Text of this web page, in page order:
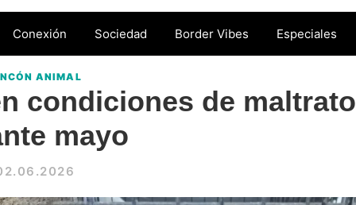
Conéctate
con
la
Conexión Sociedad Border Vibes Especiales
ANIMAL
condiciones de maltrato
mayo